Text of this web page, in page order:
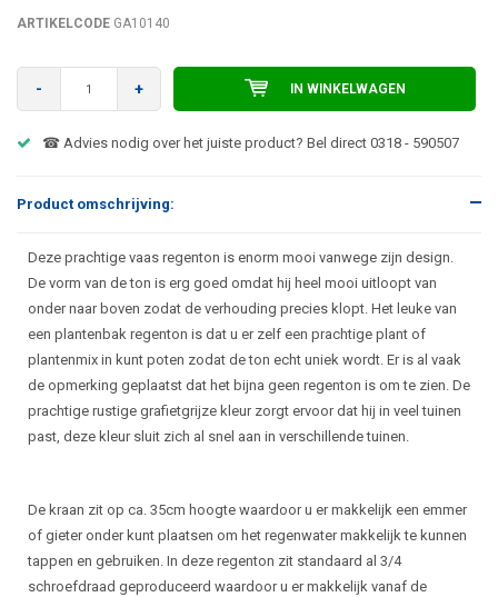
ARTIKELCODE GA10140
- + IN WINKELWAGEN
☎ Advies nodig over het juiste product? Bel direct 0318 - 590507
Product omschrijving:
Deze prachtige vaas regenton is enorm mooi vanwege zijn design.
De vorm van de ton is erg goed omdat hij heel mooi uitloopt van
onder naar boven zodat de verhouding precies klopt. Het leuke van
een plantenbak regenton is dat u er zelf een prachtige plant of
plantenmix in kunt poten zodat de ton echt uniek wordt. Er is al vaak
de opmerking geplaatst dat het bijna geen regenton is om te zien. De
prachtige rustige grafietgrijze kleur zorgt ervoor dat hij in veel tuinen
past, deze kleur sluit zich al snel aan in verschillende tuinen.
De kraan zit op ca. 35cm hoogte waardoor u er makkelijk een emmer
of gieter onder kunt plaatsen om het regenwater makkelijk te kunnen
tappen en gebruiken. In deze regenton zit standaard al 3/4
schroefdraad geproduceerd waardoor u er makkelijk vanaf de